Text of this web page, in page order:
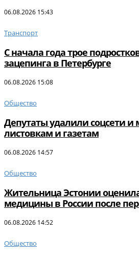
06.08.2026 15:43
Транспорт
С начала года трое
зацепинга в Петербурге
06.08.2026 15:08
Общество
Депутаты удалили соцсети и
листовкам и газетам
06.08.2026 14:57
Общество
Жительница Эстонии
медицины в России после
06.08.2026 14:52
Общество